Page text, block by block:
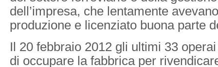
dell’impresa, che lentamente
produzione e licenziato buona parte
Il 20 febbraio 2012 gli ultimi 33
di occupare la fabbrica per